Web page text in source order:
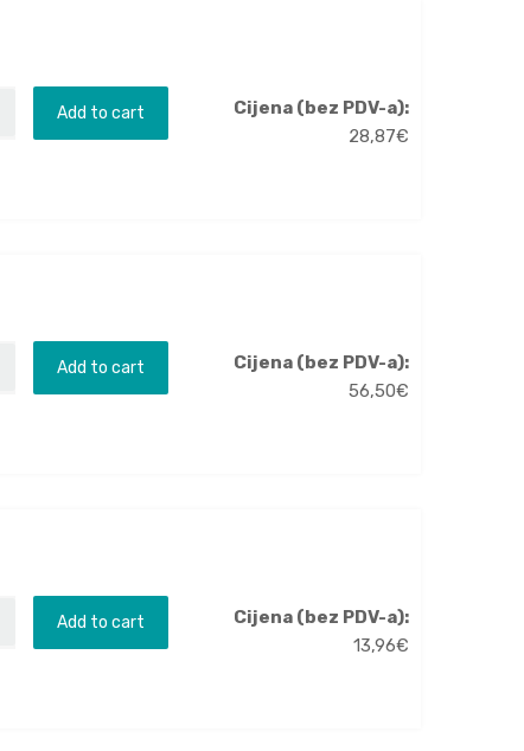
Add to cart
Cijena (bez PDV-a):
28,87€
Add to cart
Cijena (bez PDV-a):
56,50€
Add to cart
Cijena (bez PDV-a):
13,96€